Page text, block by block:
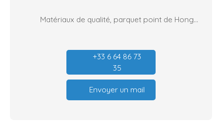
Matériaux de qualité, parquet point de Hongrie, agencement idéal
+33 6 64 86 73
35
Envoyer un mail